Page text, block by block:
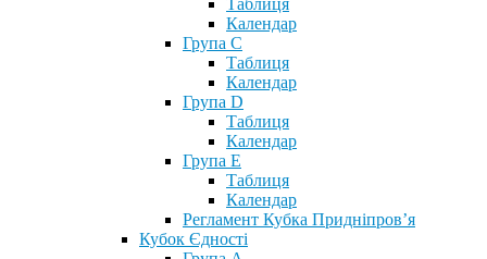
Таблиця
Календар
Група С
Таблиця
Календар
Група D
Таблиця
Календар
Група Е
Таблиця
Календар
Регламент Кубка Придніпров’я
Кубок Єдності